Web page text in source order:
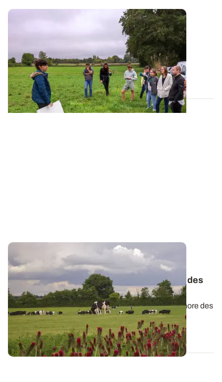
Le projet PhosphoBio s’achève bientôt !
Initialement prévu jusque fin mars 2024, le projet
PhosphoBio se prolongera finalement...
25 MARS 2024
Observatoire PhosphoBio : ces facteurs
n’influencent pas la fertilité en phosphore des
sols
Les éléments qui contribuent à la fertilité en phosphore des
sols en agriculture...
25 MARS 2024